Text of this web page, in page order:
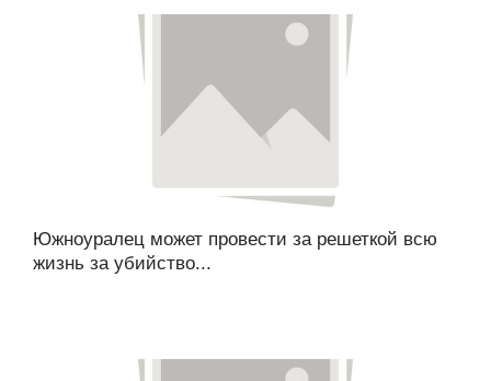
Южноуралец может провести за решеткой всю
жизнь за убийство...